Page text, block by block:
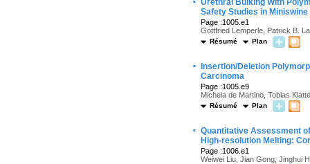
Urethral Bulking With
Safety Studies in Miniswine
Page :1005.e1
Gottfried Lemperle, Patrick B.
Résumé Plan
·
Insertion/Deletion
Carcinoma
Page :1005.e9
Michela de Martino, Tobias
Résumé Plan
· Quantitative Assessment
High-resolution Melting:
Page :1006.e1
Weiwei Liu, Jian Gong, Jinghui